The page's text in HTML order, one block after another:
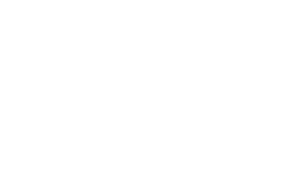
la favorite